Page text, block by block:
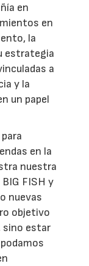
en
en
la
estrategia
a
y la
un papel
en la
nuestra
FISH y
nuevas
objetivo
sino estar